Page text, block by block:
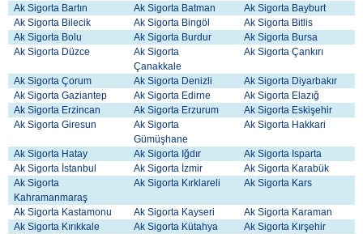
Ak Sigorta Bartın
Ak Sigorta Batman
Ak Sigorta Bayburt
Ak Sigorta Bilecik
Ak Sigorta Bingöl
Ak Sigorta Bitlis
Ak Sigorta Bolu
Ak Sigorta Burdur
Ak Sigorta Bursa
Ak Sigorta Düzce
Ak Sigorta
Çanakkale
Ak Sigorta Çankırı
Ak Sigorta Çorum Ak Sigorta Denizli
Ak Sigorta Diyarbakır
Ak Sigorta Gaziantep
Ak Sigorta Edirne
Ak Sigorta Elazığ
Ak Sigorta Erzincan
Ak Sigorta Erzurum
Ak Sigorta Eskişehir
Ak Sigorta Giresun
Ak Sigorta
Gümüşhane
Ak Sigorta Hakkari
Ak Sigorta Hatay Ak Sigorta Iğdır
Ak Sigorta Isparta
Ak Sigorta İstanbul
Ak Sigorta İzmir
Ak Sigorta Karabük
Ak Sigorta
Kahramanmaraş
Ak Sigorta Kırklareli Ak Sigorta Kars
Ak Sigorta Kastamonu Ak Sigorta Kayseri
Ak Sigorta Karaman
Ak Sigorta Kırıkkale
Ak Sigorta Kütahya
Ak Sigorta Kırşehir